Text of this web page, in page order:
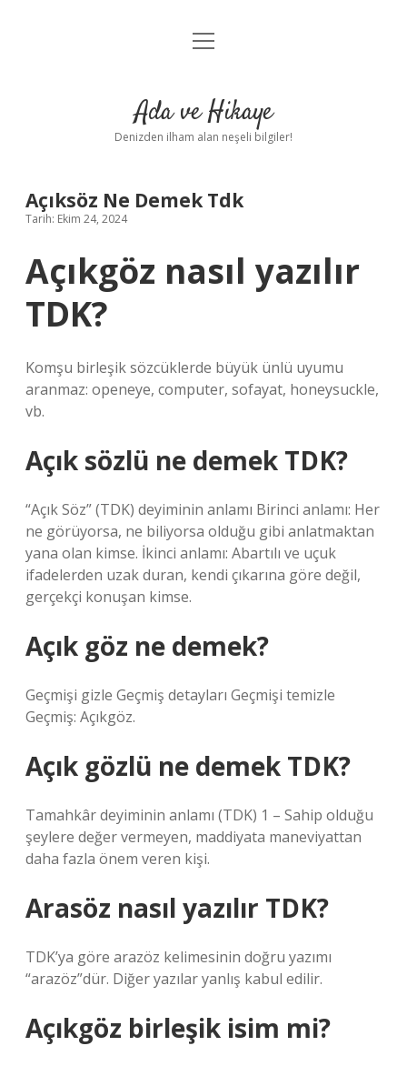
Anasayfa
Yasal Uyarı
menüyü
Ada ve Hikaye
Denizden ilham alan neşeli bilgiler!
Açıksöz Ne Demek Tdk
Tarih: Ekim 24, 2024
Açıkgöz nasıl yazılır
TDK?
Komşu birleşik sözcüklerde büyük ünlü uyumu
aranmaz: openeye, computer, sofayat, honeysuckle,
vb.
Açık sözlü ne demek TDK?
“Açık Söz” (TDK) deyiminin anlamı Birinci anlamı: Her
ne görüyorsa, ne biliyorsa olduğu gibi anlatmaktan
yana olan kimse. İkinci anlamı: Abartılı ve uçuk
ifadelerden uzak duran, kendi çıkarına göre değil,
gerçekçi konuşan kimse.
Açık göz ne demek?
Geçmişi gizle Geçmiş detayları Geçmişi temizle
Geçmiş: Açıkgöz.
Açık gözlü ne demek TDK?
Tamahkâr deyiminin anlamı (TDK) 1 – Sahip olduğu
şeylere değer vermeyen, maddiyata maneviyattan
daha fazla önem veren kişi.
Arasöz nasıl yazılır TDK?
TDK’ya göre arazöz kelimesinin doğru yazımı
“arazöz”dür. Diğer yazılar yanlış kabul edilir.
Açıkgöz birleşik isim mi?